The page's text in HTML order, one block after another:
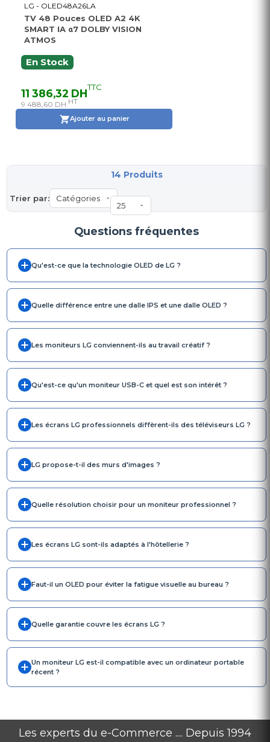
LG - OLED48A26LA
TV 48 Pouces OLED A2 4K
SMART IA α7 DOLBY VISION
ATMOS
En Stock
11 386,32 DHTTC
9 488,60 DH HT
Ajouter au panier
Trier par:
14 Produits
Questions fréquentes
Qu'est-ce que la technologie OLED de LG ?
Quelle différence entre une dalle IPS et une dalle OLED ?
Les moniteurs LG conviennent-ils au travail créatif ?
Qu'est-ce qu'un moniteur USB-C et quel est son intérêt ?
Les écrans LG professionnels diffèrent-ils des téléviseurs LG ?
LG propose-t-il des murs d'images ?
Quelle résolution choisir pour un moniteur professionnel ?
Les écrans LG sont-ils adaptés à l'hôtellerie ?
Faut-il un OLED pour éviter la fatigue visuelle au bureau ?
Quelle garantie couvre les écrans LG ?
Un moniteur LG est-il compatible avec un ordinateur portable
récent ?
Les experts du e-Commerce .... Depuis 1994